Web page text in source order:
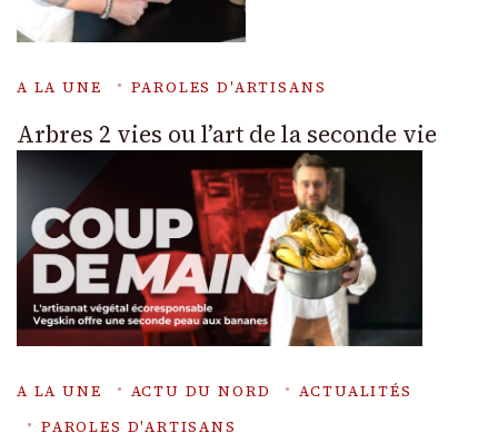
A LA UNE PAROLES D'ARTISANS
Arbres 2 vies ou l’art de la seconde vie
A LA UNE ACTU DU NORD
ACTUALITÉS
PAROLES D'ARTISANS